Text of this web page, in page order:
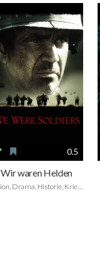
0.5
Wir waren Helden
Action, Drama, Historie, Kriegsfilm